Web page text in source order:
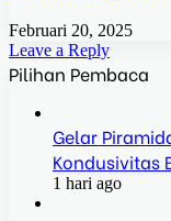
Februari 20, 2025
Leave a Reply
Pilihan Pembaca
Gelar
Kondusivitas
1 hari ago